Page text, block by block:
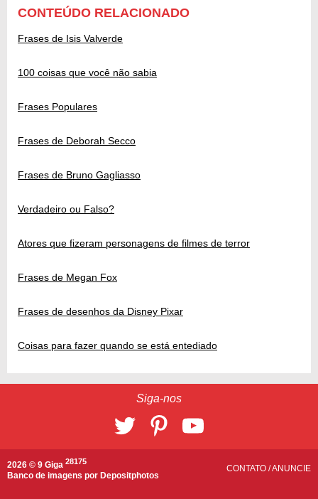
CONTEÚDO RELACIONADO
Frases de Isis Valverde
100 coisas que você não sabia
Frases Populares
Frases de Deborah Secco
Frases de Bruno Gagliasso
Verdadeiro ou Falso?
Atores que fizeram personagens de filmes de terror
Frases de Megan Fox
Frases de desenhos da Disney Pixar
Coisas para fazer quando se está entediado
Siga-nos
2026 © 9 Giga 28175
Banco de imagens por Depositphotos
CONTATO /ANUNCIE